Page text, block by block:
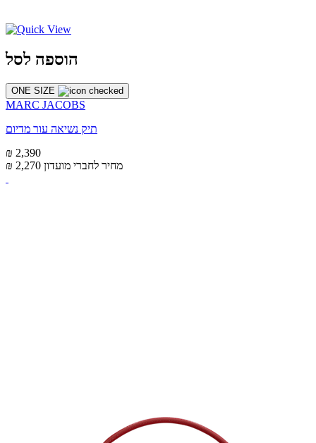
הוספה לסל
ONE SIZE
MARC JACOBS
תיק נשיאה עור מדיום
₪ 2,390
₪ 2,270 מחיר לחברי מועדון